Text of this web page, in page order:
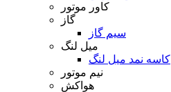
کاور موتور
گاز
سیم گاز
میل لنگ
کاسه نمد میل لنگ
نیم موتور
هواکش